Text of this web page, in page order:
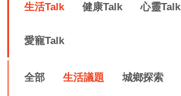
生活Talk 健康Talk 心靈Talk
愛寵Talk
全部 生活議題 城鄉探索